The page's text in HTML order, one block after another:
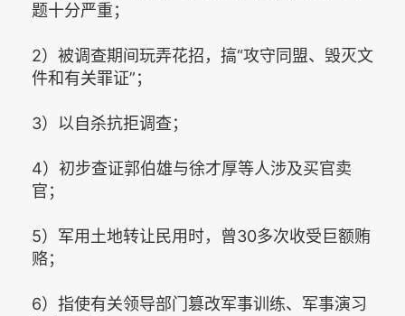
题十分严重；
2）被调查期间玩弄花招，搞“攻守同盟、毁灭文
件和有关罪证”；
3）以自杀抗拒调查；
4）初步查证郭伯雄与徐才厚等人涉及买官卖
官；
5）军用土地转让民用时，曾30多次收受巨额贿
赂；
6）指使有关领导部门篡改军事训练、军事演习